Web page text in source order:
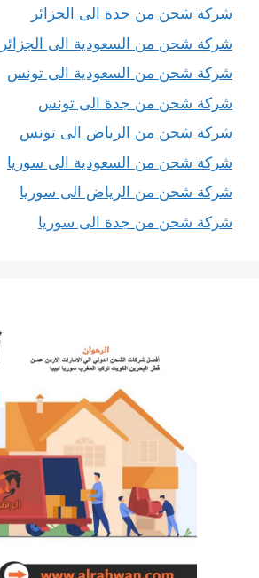
شركة شحن من جدة الى الجزائر
شركة شحن من السعودية الى الجزائر
شركة شحن من السعودية الى تونس
شركة شحن من جدة الى تونس
شركة شحن من الرياض الى تونس
شركة شحن من السعودية الى سوريا
شركة شحن من الرياض الى سوريا
شركة شحن من جدة الى سوريا